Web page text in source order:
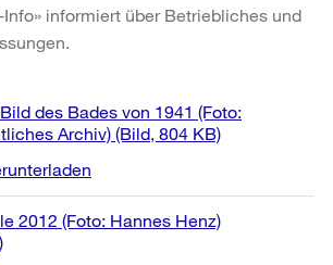
informiert über Betriebliches und
des Bades von 1941 (Foto:
Archiv) (Bild, 804 KB)
2012 (Foto: Hannes Henz)